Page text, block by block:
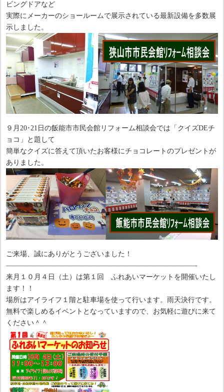
ビングドアなど
実際にメーカーのショールームで展示されている最新設備を多数展
示しました。
９月20･21日の飯能市市民会館リフォーム相談会では「クイズDEチ
ョコ」と題して
簡単なクイズに答えて頂いたお客様にチョコレートのプレゼントが
ありました。
ご来場、誠にありがとうございました！
———————————————————————————-
来月１０月４日（土）は第１回 ふれあいマーケットを開催いたし
ます！！
場所はアイライフ１階と駐車場を使って行います。雨天決行です。
無料で楽しめるイベントとなっていますので、お気軽に遊びに来て
ください＾＾